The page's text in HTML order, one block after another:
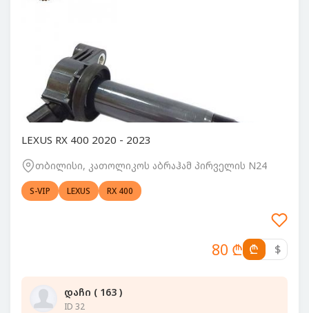
LEXUS RX 400 2020 - 2023
თბილისი, კათოლიკოს აბრაჰამ პირველის N24
S-VIP LEXUS RX 400
80 ₾ ₾ $
დაჩი ( 163 )
ID 32